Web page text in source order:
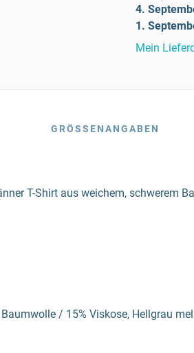
4.
1.
Mein
GRÖSSENANGABEN
T-Shirt aus weichem, schwerem
/ 15% Viskose, Hellgrau